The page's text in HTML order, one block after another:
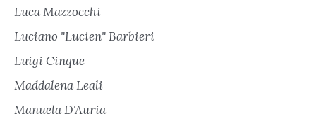
Luca Mazzocchi
Luciano "Lucien" Barbieri
Luigi Cinque
Maddalena Leali
Manuela D'Auria